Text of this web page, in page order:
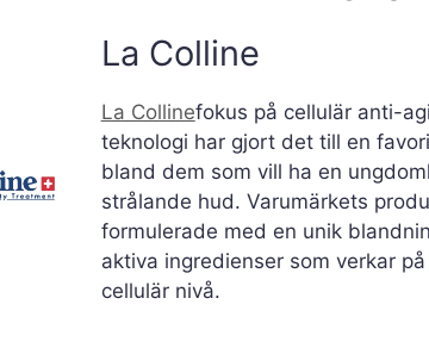
La Colline
La Collinefokus på cellulär anti-
teknologi har gjort det till en
bland dem som vill ha en
strålande hud. Varumärkets
formulerade med en unik
aktiva ingredienser som verkar på
cellulär nivå.